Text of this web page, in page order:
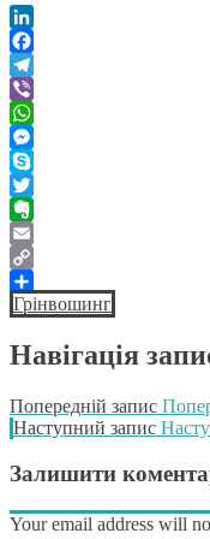
LinkedIn
Facebook
Telegram
Viber
WhatsApp
Messenger
Skype
Twitter
Evernote
Email
Copy
Link
Поділитися
Грінвошинг
Навігація
Попередній запис
Наступний запис
Залишити
Your email address will